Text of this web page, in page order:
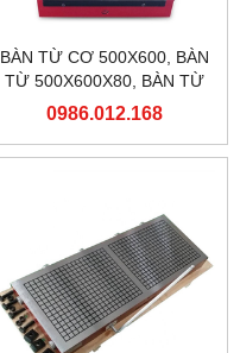
BÀN TỪ CƠ 500X600, BÀN
TỪ 500X600X80, BÀN TỪ
MÁY PHAY
0986.012.168